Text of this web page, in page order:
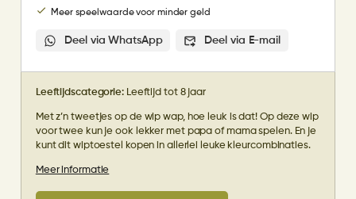
Meer speelwaarde voor minder geld
Deel via WhatsApp Deel via E-mail
Leeftijdscategorie:Leeftijd tot 8 jaar
Met z’n tweetjes op de wip wap, hoe leuk is dat! Op deze wip
voor twee kun je ook lekker met papa of mama spelen. En je
kunt dit wiptoestel kopen in allerlei leuke kleurcombinaties.
Meer informatie